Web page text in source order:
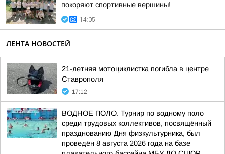
покоряют спортивные вершины!
14:05
ЛЕНТА НОВОСТЕЙ
21-летняя мотоциклистка погибла в центре
Ставрополя
17:12
ВОДНОЕ ПОЛО. Турнир по водному поло
среди трудовых коллективов, посвящённый
празднованию Дня физкультурника, был
проведён 8 августа 2026 года на базе